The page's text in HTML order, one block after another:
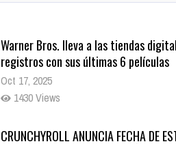
Warner Bros. lleva a las tiendas
registros con sus últimas 6 películas
Oct 17, 2025
1430 Views
CRUNCHYROLL ANUNCIA FECHA DE